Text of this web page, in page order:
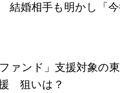
結婚相手も明かし「
ファンド」支援対象の
狙いは？